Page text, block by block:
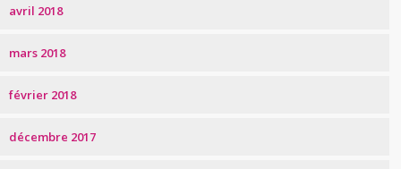
avril 2018
mars 2018
février 2018
décembre 2017